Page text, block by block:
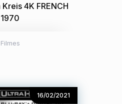
4K FRENCH
1970
Filmes
16/02/2021